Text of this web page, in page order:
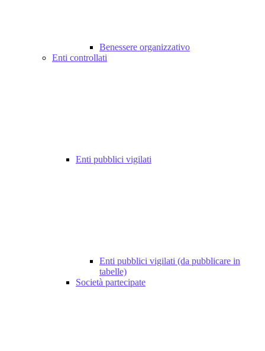
Benessere organizzativo
Enti controllati
Enti pubblici vigilati
Enti pubblici vigilati (da pubblicare in
tabelle)
Società partecipate